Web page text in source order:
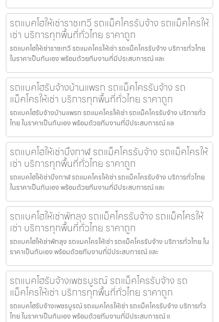
รถแบคโฮให้เช่าราชเทวี รถแม็คโครรับจ้าง รถแม็คโครให้
เช่า บริการทุกพื้นที่ทั่วไทย ราคาถูก
รถแบคโฮให้เช่าราชเทวี รถแมคโครให้เช่า รถแม็คโครรับจ้าง บริการทั่วไทย
ในราคาเป็นกันเอง พร้อมด้วยทีมงานที่มีประสบการณ์ และ
รถแบคโฮรับจ้างบ้านแพรก รถแม็คโครรับจ้าง รถ
แม็คโครให้เช่า บริการทุกพื้นที่ทั่วไทย ราคาถูก
รถแบคโฮรับจ้างบ้านแพรก รถแมคโครให้เช่า รถแม็คโครรับจ้าง บริการทั่ว
ไทย ในราคาเป็นกันเอง พร้อมด้วยทีมงานที่มีประสบการณ์ แล
รถแบคโฮให้เช่าบึงกาฬ รถแม็คโครรับจ้าง รถแม็คโครให้
เช่า บริการทุกพื้นที่ทั่วไทย ราคาถูก
รถแบคโฮให้เช่าบึงกาฬ รถแมคโครให้เช่า รถแม็คโครรับจ้าง บริการทั่วไทย
ในราคาเป็นกันเอง พร้อมด้วยทีมงานที่มีประสบการณ์ และ
รถแบคโฮให้เช่าพัทลุง รถแม็คโครรับจ้าง รถแม็คโครให้
เช่า บริการทุกพื้นที่ทั่วไทย ราคาถูก
รถแบคโฮให้เช่าพัทลุง รถแมคโครให้เช่า รถแม็คโครรับจ้าง บริการทั่วไทย ใน
ราคาเป็นกันเอง พร้อมด้วยทีมงานที่มีประสบการณ์ และ
รถแบคโฮรับจ้างเพชรบูรณ์ รถแม็คโครรับจ้าง รถ
แม็คโครให้เช่า บริการทุกพื้นที่ทั่วไทย ราคาถูก
รถแบคโฮรับจ้างเพชรบูรณ์ รถแมคโครให้เช่า รถแม็คโครรับจ้าง บริการทั่ว
ไทย ในราคาเป็นกันเอง พร้อมด้วยทีมงานที่มีประสบการณ์ แ